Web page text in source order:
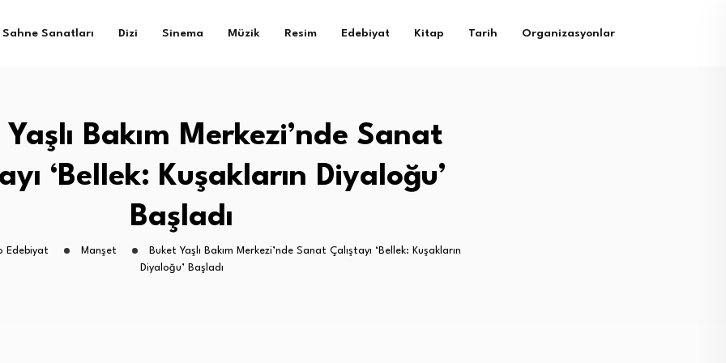
Sahne Sanatları Dizi Sinema Müzik Resim Edebiyat Kitap Tarih Organizasyonlar
Bakım Merkezi’nde Sanat
‘Bellek: Kuşakların Diyaloğu’
Başladı
Edebiyat Manşet
Buket Yaşlı Bakım Merkezi’nde Sanat Çalıştayı ‘Bellek: Kuşakların
Diyaloğu’ Başladı